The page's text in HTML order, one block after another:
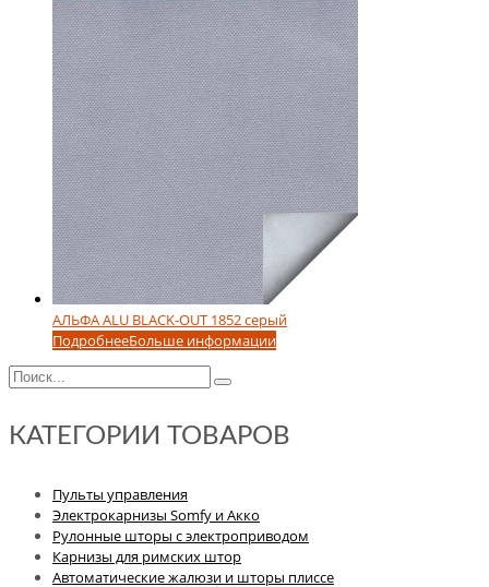
АЛЬФА ALU BLACK-OUT 1852 серый
ПодробнееБольше информации
КАТЕГОРИИ ТОВАРОВ
Пульты управления
Электрокарнизы Somfy и Акко
Рулонные шторы с электроприводом
Карнизы для римских штор
Автоматические жалюзи и шторы плиссе